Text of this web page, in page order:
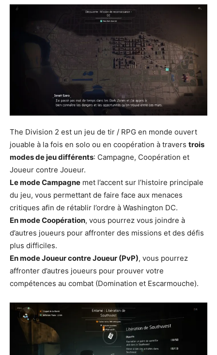
The Division 2 est un jeu de tir / RPG en monde ouvert
jouable à la fois en solo ou en coopération à travers trois
modes de jeu différents: Campagne, Coopération et
Joueur contre Joueur.
Le mode Campagne met l’accent sur l’histoire principale
du jeu, vous permettant de faire face aux menaces
critiques afin de rétablir l’ordre à Washington DC.
En mode Coopération, vous pourrez vous joindre à
d’autres joueurs pour affronter des missions et des défis
plus difficiles.
En mode Joueur contre Joueur (PvP), vous pourrez
affronter d’autres joueurs pour prouver votre
compétences au combat (Domination et Escarmouche).